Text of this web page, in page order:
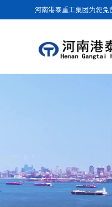
河南港泰重工集团为您免